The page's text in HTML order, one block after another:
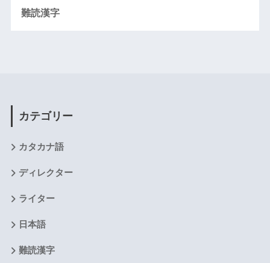
難読漢字
カテゴリー
カタカナ語
ディレクター
ライター
日本語
難読漢字